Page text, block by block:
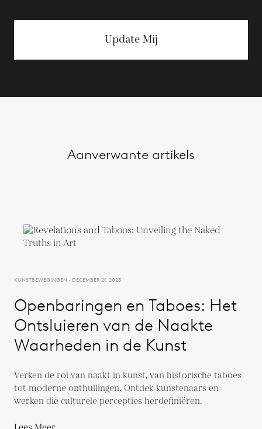
Update Mij
Aanverwante artikels
KUNSTBEWEGINGEN - DECEMBER 21, 2023
Openbaringen en Taboes: Het
Ontsluieren van de Naakte
Waarheden in de Kunst
Verken de rol van naakt in kunst, van historische taboes
tot moderne onthullingen. Ontdek kunstenaars en
werken die culturele percepties herdefiniëren.